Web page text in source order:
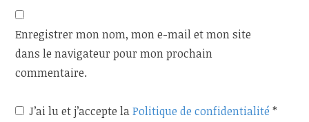
Enregistrer mon nom, mon e-mail et mon site
dans le navigateur pour mon prochain
commentaire.
J’ai lu et j’accepte laPolitique de confidentialité*